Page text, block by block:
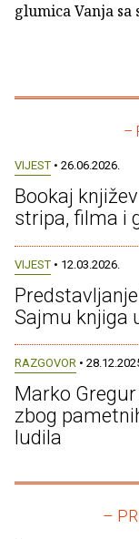
glumica Vanja
–
VIJEST • 26.06.2026.
Bookaj
stripa, filma i
VIJEST • 12.03.2026.
Sajmu knjiga
RAZGOVOR •
Marko
zbog
ludila
–